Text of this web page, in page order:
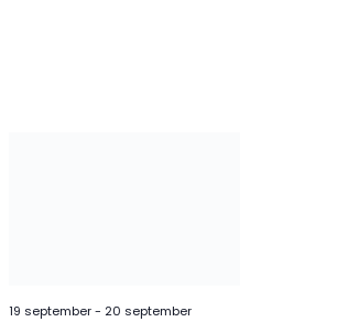
19 september- 20 september